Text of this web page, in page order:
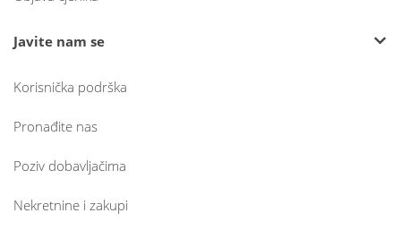
Javite nam se
Korisnička podrška
Pronađite nas
Poziv dobavljačima
Nekretnine i zakupi